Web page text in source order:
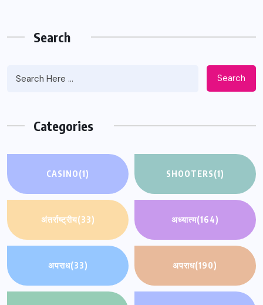
Search
Search
Categories
CASINO(1) SHOOTERS(1)
अंतर्राष्ट्रीय(33) अध्यात्म(164)
अपराध(33) अपराध(190)